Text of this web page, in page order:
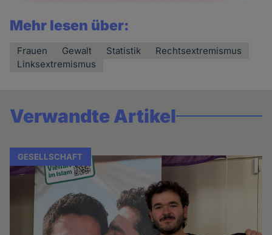
Mehr lesen über:
Frauen Gewalt Statistik
Rechtsextremismus
Linksextremismus
Verwandte Artikel
GESELLSCHAFT